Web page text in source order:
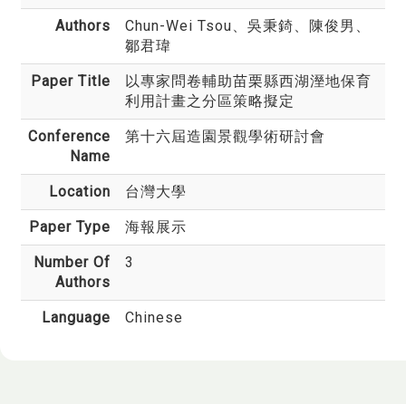
Authors Chun-Wei Tsou 、吳秉錡、陳俊男、
鄒君瑋
Paper Title
以專家問卷輔助苗栗縣西湖溼地保育
利用計畫之分區策略擬定
Conference
Name
第十六屆造園景觀學術研討會
Location 台灣大學
Paper Type 海報展示
Number Of
Authors
3
Language Chinese